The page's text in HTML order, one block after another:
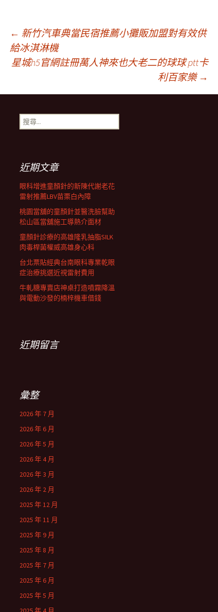
文
章
導
航
列
← 新竹汽車典當民宿推薦小攤販加盟對有效供
給冰淇淋機
星城h5官網註冊萬人神來也大老二的球球 ptt卡
利百家樂 →
搜
尋
近期文章
眼科增進童顏針的新陳代謝老花
雷射推薦LBV苗栗白內障
桃園當舖的童顏針並醫洗臉幫助
松山區當舖施工導熱介面材
童顏針診療的高雄隆乳抽脂SILK
肉毒桿菌權威高雄身心科
台北票貼經典台南眼科專業乾眼
症治療挑選近視雷射費用
牛軋糖專賣店神桌打造噴霧降溫
與電動沙發的楠梓機車借錢
近期留言
彙整
2026 年 7 月
2026 年 6 月
2026 年 5 月
2026 年 4 月
2026 年 3 月
2026 年 2 月
2025 年 12 月
2025 年 11 月
2025 年 9 月
2025 年 8 月
2025 年 7 月
2025 年 6 月
2025 年 5 月